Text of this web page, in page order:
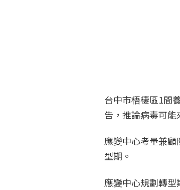
台中市梧棲區1間
告，推論病毒可
應變中心考量兼
型期。
應變中心規劃轉